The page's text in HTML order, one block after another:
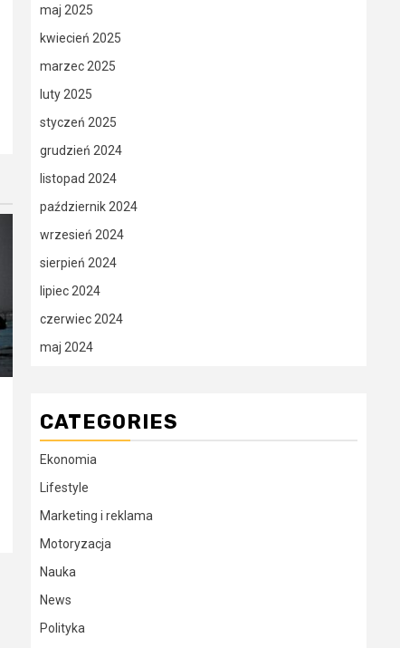
maj 2025
kwiecień 2025
marzec 2025
luty 2025
styczeń 2025
grudzień 2024
listopad 2024
październik 2024
wrzesień 2024
sierpień 2024
lipiec 2024
czerwiec 2024
maj 2024
CATEGORIES
Ekonomia
Lifestyle
Marketing i reklama
Motoryzacja
Nauka
News
Polityka